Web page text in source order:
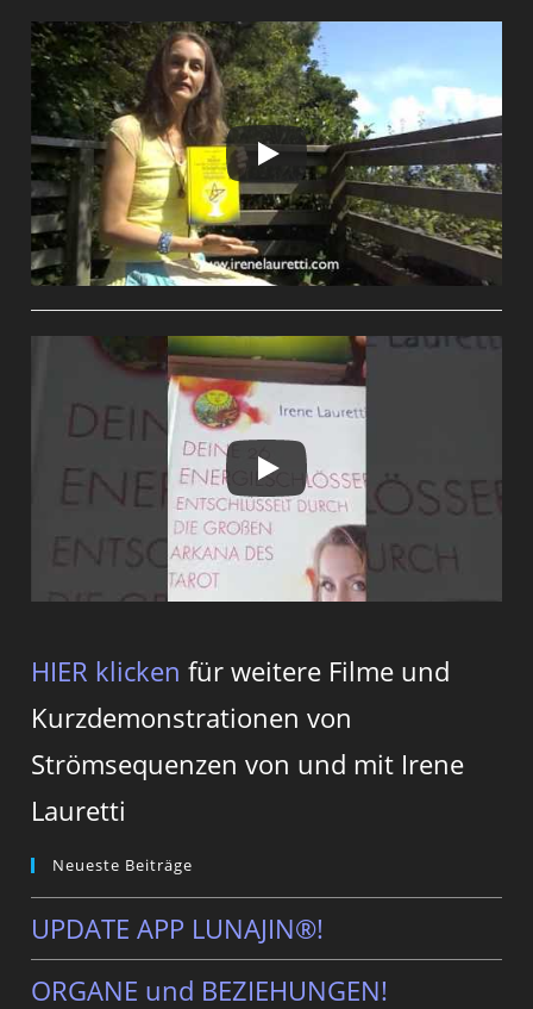
HIER klicken für weitere Filme und
Kurzdemonstrationen von
Strömsequenzen von und mit Irene
Lauretti
Neueste Beiträge
UPDATE APP LUNAJIN®!
ORGANE und BEZIEHUNGEN!